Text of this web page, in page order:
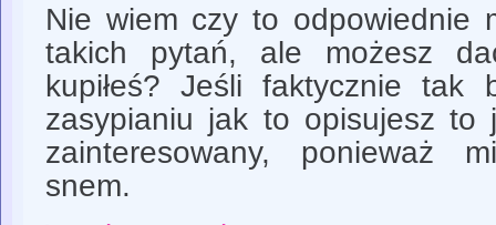
Nie wiem czy to odpowiednie
takich pytań, ale możesz
kupiłeś? Jeśli faktycznie tak
zasypianiu jak to opisujesz to
zainteresowany, ponieważ
snem.